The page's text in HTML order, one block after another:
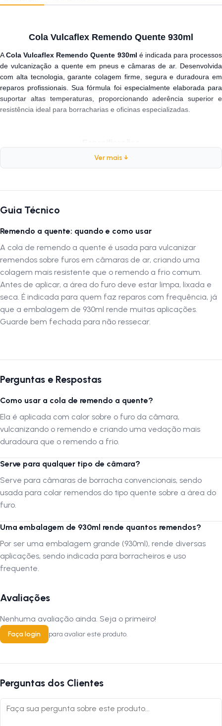
Cola Vulcaflex Remendo Quente 930ml
ACola Vulcaflex Remendo Quente 930ml é indicada para processos
de vulcanização a quente em pneus e câmaras de ar. Desenvolvida
com alta tecnologia, garante colagem firme, segura e duradoura em
reparos profissionais. Sua fórmula foi especialmente elaborada para
suportar altas temperaturas, proporcionando aderência superior e
resistência ideal para borracharias e oficinas especializadas.
Por que escolher a Cola Vulcaflex Remendo Quente
Cola Vulcaflex Remendo Quente
proporciona colagens altamente
resistentes, suportando as condições extremas do processo de
vulcanização. Sua fórmula garante excelente fixação entre o remendo
e o pneu, mantendo a integridade e o desempenho do material
reparado. É o produto ideal para profissionais que buscam qualidade
e segurança nos serviços de vulcanização quente.
Autenticação de montagem correta
pressão adequadas para o processo de vulcanização. Caso o
sua eficiência e durabilidade.
ALOJA NA PISTAnão se responsabiliza por aplicações incorretas,
montagens, instalações ou transporte. Sempre verifique se o produto
atende às suas necessidades antes do uso.
Assista no YouTube:LojanaPista
Ver mais ↓
Guia Técnico
Remendo a quente: quando e como usar
A cola de remendo a quente é usada para vulcanizar
remendos sobre furos em câmaras de ar, criando uma
colagem mais resistente que o remendo a frio comum.
Antes de aplicar, a área do furo deve estar limpa, lixada e
seca. É indicada para quem faz reparos com frequência, já
que a embalagem de 930ml rende muitas aplicações.
Guarde bem fechada para não ressecar.
Perguntas e Respostas
Como usar a cola de remendo a quente?
Ela é aplicada com calor sobre o furo da câmara,
vulcanizando o remendo e criando uma vedação mais
duradoura que o remendo a frio.
Serve para qualquer tipo de câmara?
Serve para câmaras de borracha convencionais, sendo
usada para colar remendos do tipo quente sobre a área do
furo.
Uma embalagem de 930ml rende quantos remendos?
Por ser uma embalagem grande (930ml), rende diversas
aplicações, sendo indicada para borracheiros e uso
frequente.
Avaliações
Nenhuma avaliação ainda. Seja o primeiro!
Faça login para avaliar este produto.
Perguntas dos Clientes